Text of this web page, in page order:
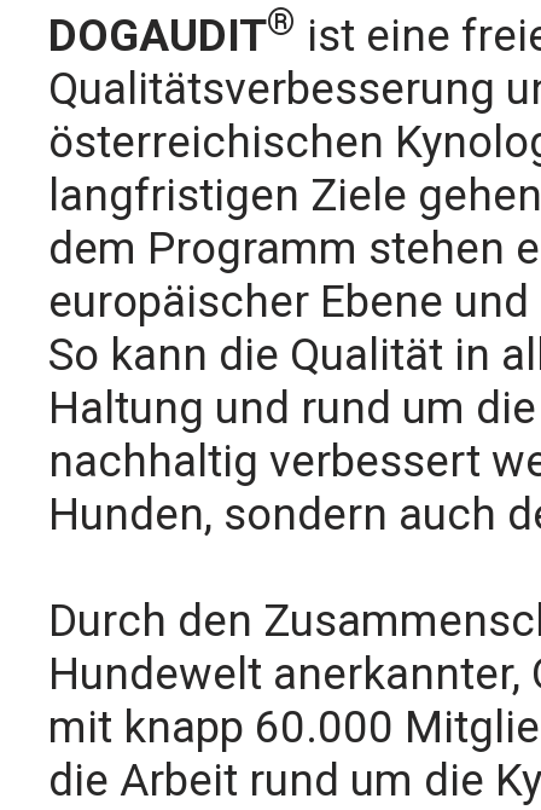
DOGAUDIT® ist eine
Qualitätsverbesserung
österreichischen
langfristigen Ziele
dem Programm stehen
europäischer Ebene
So kann die Qualität in
Haltung und rund um
nachhaltig verbessert
Hunden, sondern auch
Durch den
Hundewelt
mit knapp 60.000
die Arbeit rund um die